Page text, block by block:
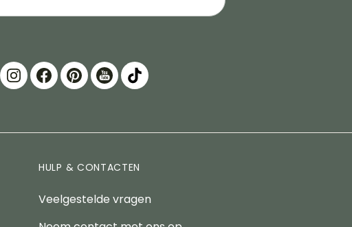
HULP & CONTACTEN
Veelgestelde vragen